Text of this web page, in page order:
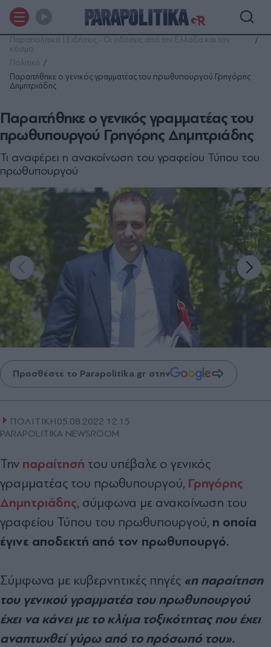
Παραπολιτικά | Ειδήσεις - Οι ειδήσεις από την Ελλάδα και τον
κόσμο
Πολιτική
Παραιτήθηκε ο γενικός γραμματέας του πρωθυπουργού Γρηγόρης
Δημητριάδης
Παραιτήθηκε ο γενικός γραμματέας του
πρωθυπουργού Γρηγόρης Δημητριάδης
Τι αναφέρει η ανακοίνωση του γραφείου Τύπου του
πρωθυπουργού
Προσθέστε το Parapolitika.gr στην
ΠΟΛΙΤΙΚΗ05.08.2022 12:15
PARAPOLITIKA NEWSROOM
Την παραίτησή του υπέβαλε ο γενικός
γραμματέας του πρωθυπουργού, Γρηγόρης
Δημητριάδης, σύμφωνα με ανακοίνωση του
γραφείου Τύπου του πρωθυπουργού, η οποία
έγινε αποδεκτή από τον πρωθυπουργό.
Σύμφωνα με κυβερνητικές πηγές «η παραίτηση
του γενικού γραμματέα του πρωθυπουργού
έχει να κάνει με το κλίμα τοξικότητας που έχει
αναπτυχθεί γύρω από το πρόσωπό του».